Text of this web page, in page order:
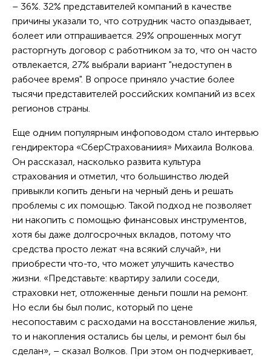
– 36%. 32% представителей компаний в качестве
причины указали то, что сотрудник часто опаздывает,
болеет или отпрашивается. 29% опрошенных могут
расторгнуть договор с работником за то, что он часто
отвлекается, 27% выбрали вариант "недоступен в
рабочее время". В опросе приняло участие более
тысячи представителей российских компаний из всех
регионов страны.
Еще одним популярным инфоповодом стало интервью
гендиректора «СберСтрахованиия» Михаила Волкова.
Он рассказал, насколько развита культура
страхования и отметил, что большинство людей
привыкли копить деньги на черный день и решать
проблемы с их помощью. Такой подход не позволяет
ни накопить с помощью финансовых инструментов,
хотя бы даже долгосрочных вкладов, потому что
средства просто лежат «на всякий случай», ни
приобрести что-то, что может улучшить качество
жизни. «Представьте: квартиру залили соседи,
страховки нет, отложенные деньги пошли на ремонт.
Но если бы был полис, который по цене
несопоставим с расходами на восстановление жилья,
то и накопления остались бы целы, и ремонт был бы
сделан», – сказал Волков. При этом он подчеркивает,